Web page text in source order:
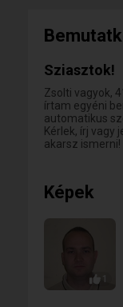
Sziasztok!
Zsolti vagyok,
írtam egyéni
automatikus
Kérlek, írj vagy
akarsz ismerni!
Képek
1